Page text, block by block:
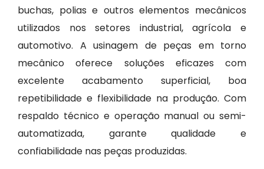
buchas, polias e outros elementos mecânicos
utilizados nos setores industrial, agrícola e
automotivo. A usinagem de peças em torno
mecânico oferece soluções eficazes com
excelente acabamento superficial, boa
repetibilidade e flexibilidade na produção. Com
respaldo técnico e operação manual ou semi-
automatizada, garante qualidade e
confiabilidade nas peças produzidas.